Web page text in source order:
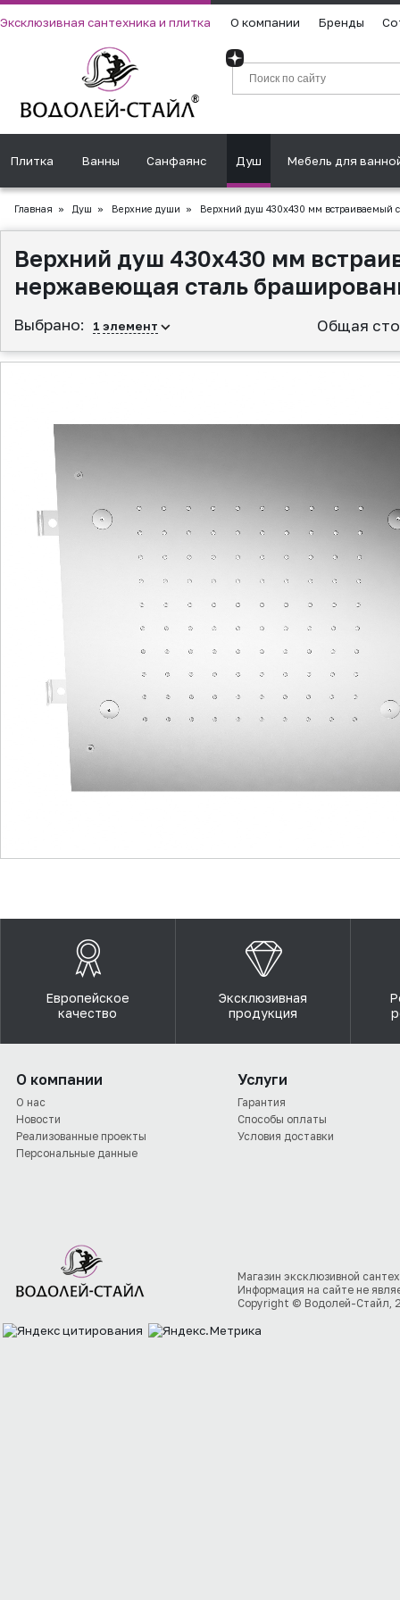
Эксклюзивная сантехника и плитка О компании Бренды
Плитка Ванны Санфаянс Душ Мебель для
Главная » Душ » Верхние души » Верхний душ 430х430 мм встраиваемый
Верхний душ 430х430 мм
нержавеющая сталь
Выбрано: 1 элемент Общая
Европейское
качество
Эксклюзивная
продукция
О компании
О нас
Новости
Реализованные проекты
Персональные данные
Услуги
Гарантия
Способы оплаты
Условия доставки
Магазин эксклюзивной
Информация на сайте не
Copyright © Водолей-Стайл,